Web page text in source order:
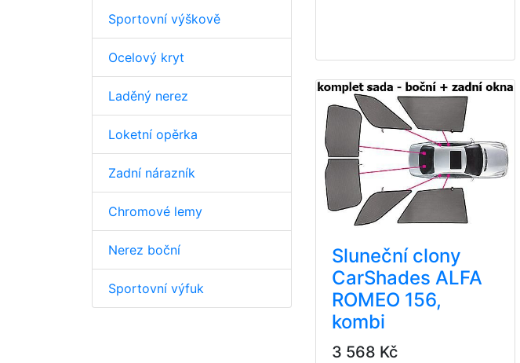
Sportovní výškově
Ocelový kryt
Laděný nerez
Loketní opěrka
Zadní nárazník
Chromové lemy
Nerez boční
Sportovní výfuk
Sluneční clony
CarShades ALFA
ROMEO 156,
kombi
3 568 Kč